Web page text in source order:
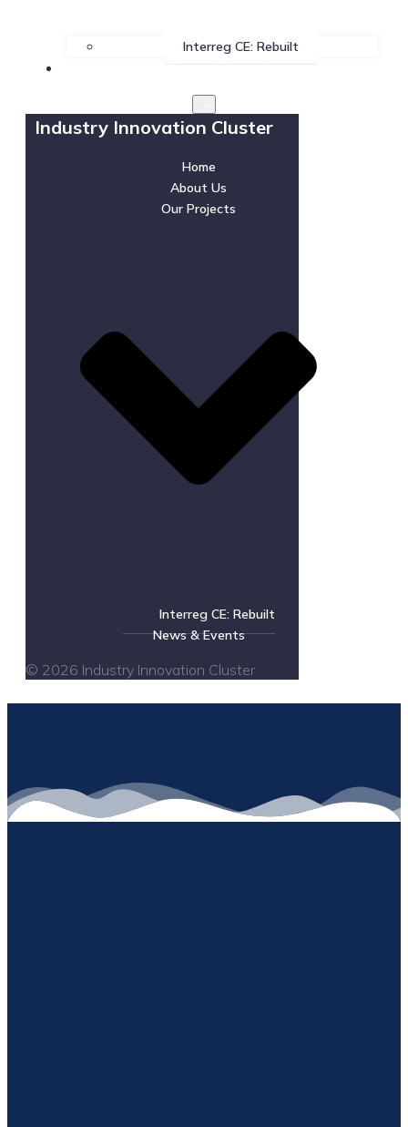
Interreg CE: Rebuilt
News & Events
Industry Innovation Cluster
Home
About Us
Our Projects
Interreg CE: Rebuilt
News & Events
© 2026 Industry Innovation Cluster